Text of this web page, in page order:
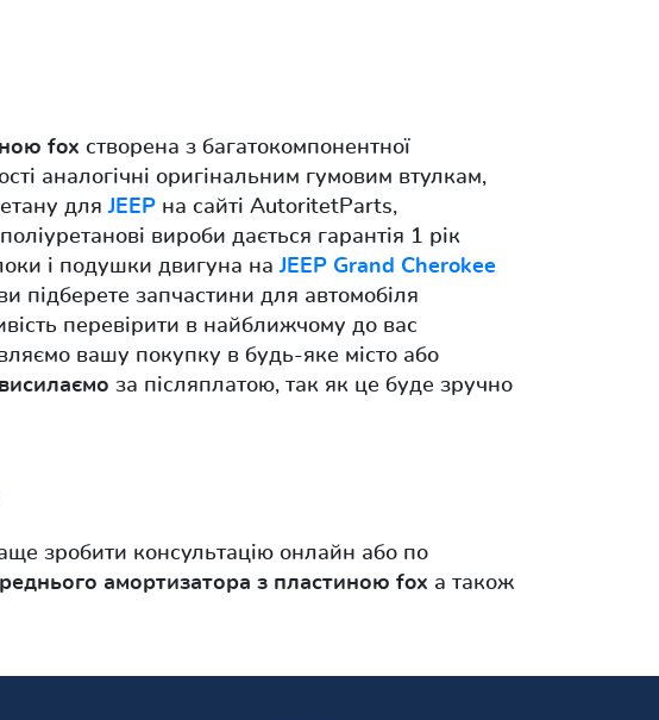
fox створена з багатокомпонентної
аналогічні оригінальним гумовим втулкам,
дляJEEP на сайті AutoritetParts,
вироби дається гарантія 1 рік
і подушки двигуна наJEEP Grand Cherokee
підберете запчастини для автомобіля
перевірити в найближчому до вас
вашу покупку в будь-яке місто або
за післяплатою, так як це буде зручно
зробити консультацію онлайн або по
амортизатора з пластиною fox а також